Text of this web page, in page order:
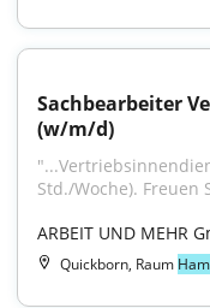
Sachbearbeiter
(w/m/d)
Std./Woche). Freuen
ARBEIT UND MEHR
Quickborn, Raum